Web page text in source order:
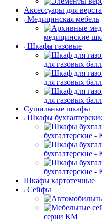
Аксессуары для
Медицинская мебель
медицинские
Шкафы газовые
для газовых
для газовых
для газовых
Сушильные шкафы
Шкафы
бухгалтерские -
бухгалтерские -
бухгалтерские
Шкафы картотечные
Сейфы
серии КМ